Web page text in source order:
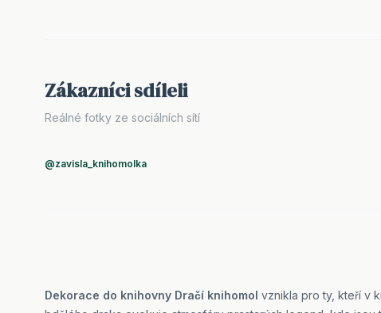
Zákazníci sdíleli
Reálné fotky ze sociálních sítí
@zavisla_knihomolka
Dekorace do knihovny Dračí knihomol vznikla pro ty, kteří v